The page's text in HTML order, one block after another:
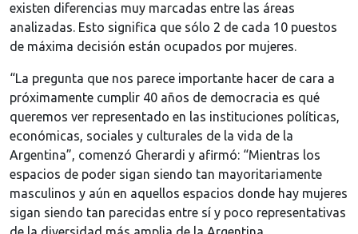
existen diferencias muy marcadas entre las áreas
analizadas. Esto significa que sólo 2 de cada 10 puestos
de máxima decisión están ocupados por mujeres.
“La pregunta que nos parece importante hacer de cara a
próximamente cumplir 40 años de democracia es qué
queremos ver representado en las instituciones políticas,
económicas, sociales y culturales de la vida de la
Argentina”, comenzó Gherardi y afirmó: “Mientras los
espacios de poder sigan siendo tan mayoritariamente
masculinos y aún en aquellos espacios donde hay mujeres
sigan siendo tan parecidas entre sí y poco representativas